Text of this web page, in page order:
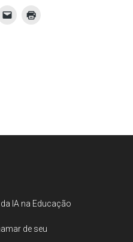
IA na Educação
de seu